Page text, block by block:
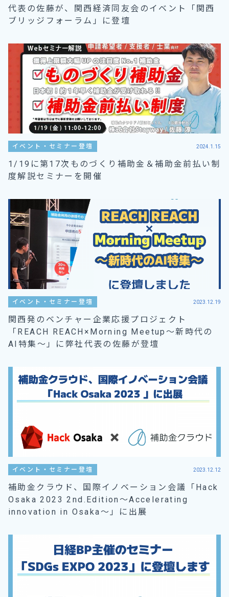
代表の佐藤が、関西経済同友会のイベント「関西
ブリッジフォーラム」に登壇
イベント・セミナー登壇 2024.1.15
1/19に第17次ものづくり補助金＆補助金前払い制
度解説セミナーを開催
イベント・セミナー登壇 2023.12.19
関西発のベンチャー企業応援プロジェクト
「REACH REACH×Morning Meetup～新時代の
AI特集～」に弊社代表の佐藤が登壇
イベント・セミナー登壇 2023.12.12
補助金クラウド、国際イノベーション会議「Hack
Osaka 2023 2nd.Edition〜Accelerating
innovation in Osaka～」に出展